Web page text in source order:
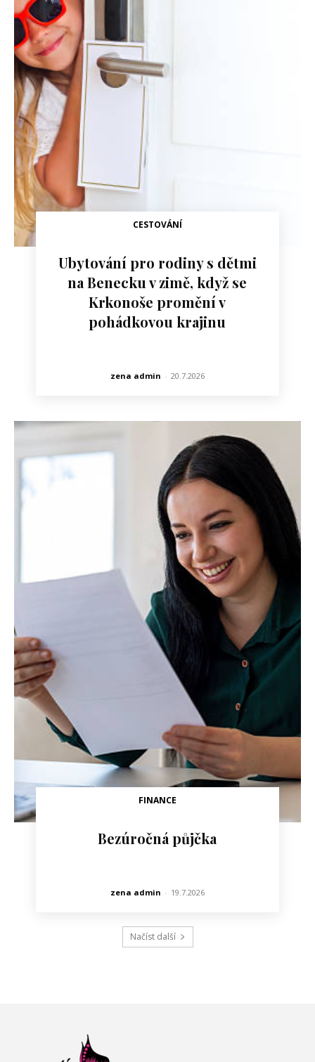
CESTOVÁNÍ
Ubytování pro rodiny s dětmi
na Benecku v zimě, když se
Krkonoše promění v
pohádkovou krajinu
zena admin - 20.7.2026
FINANCE
Bezúročná půjčka
zena admin - 19.7.2026
Načíst další